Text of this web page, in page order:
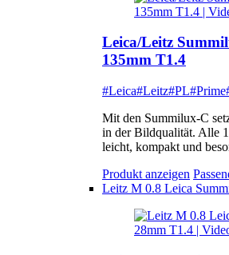
Leica/Leitz
135mm T1.4
#Leica#Leitz#PL#Prime
Mit den Summilux-C
in der Bildqualität. Alle
leicht, kompakt und
Produkt anzeigen
Leitz M 0.8 Leica